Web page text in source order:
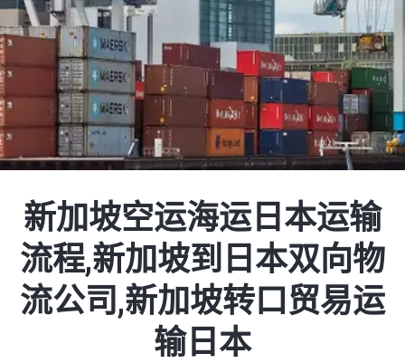
新加坡空运海运日本运输
流程,新加坡到 日本双向物
流公司,新加坡转口贸易运
输日本